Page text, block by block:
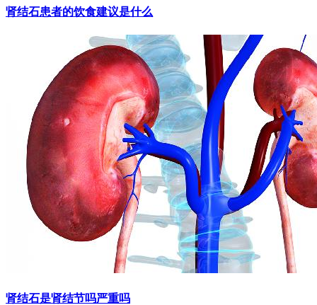
肾结石患者的饮食建议是什么
肾结石是肾结节吗严重吗